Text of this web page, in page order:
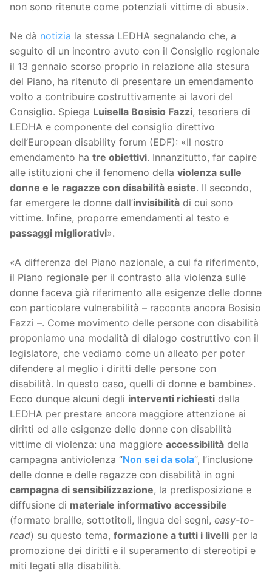
non sono ritenute come potenziali vittime di abusi».
Ne dà notizia la stessa LEDHA segnalando che, a
seguito di un incontro avuto con il Consiglio regionale
il 13 gennaio scorso proprio in relazione alla stesura
del Piano, ha ritenuto di presentare un emendamento
volto a contribuire costruttivamente ai lavori del
Consiglio. Spiega Luisella Bosisio Fazzi, tesoriera di
LEDHA e componente del consiglio direttivo
dell’European disability forum (EDF): «Il nostro
emendamento ha tre obiettivi. Innanzitutto, far capire
alle istituzioni che il fenomeno della violenza sulle
donne e le ragazze con disabilità esiste. Il secondo,
far emergere le donne dall’invisibilità di cui sono
vittime. Infine, proporre emendamenti al testo e
passaggi migliorativi».
«A differenza del Piano nazionale, a cui fa riferimento,
il Piano regionale per il contrasto alla violenza sulle
donne faceva già riferimento alle esigenze delle donne
con particolare vulnerabilità – racconta ancora Bosisio
Fazzi –. Come movimento delle persone con disabilità
proponiamo una modalità di dialogo costruttivo con il
legislatore, che vediamo come un alleato per poter
difendere al meglio i diritti delle persone con
disabilità. In questo caso, quelli di donne e bambine».
Ecco dunque alcuni degli interventi richiesti dalla
LEDHA per prestare ancora maggiore attenzione ai
diritti ed alle esigenze delle donne con disabilità
vittime di violenza: una maggiore accessibilità della
campagna antiviolenza “Non sei da sola“, l’inclusione
delle donne e delle ragazze con disabilità in ogni
campagna di sensibilizzazione, la predisposizione e
diffusione di materiale informativo accessibile
(formato braille, sottotitoli, lingua dei segni, easy-to-
read) su questo tema, formazione a tutti i livelli per la
promozione dei diritti e il superamento di stereotipi e
miti legati alla disabilità.